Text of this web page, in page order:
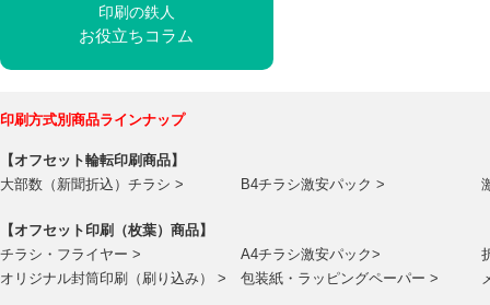
印刷の鉄人
お役立ちコラム
印刷方式別商品ラインナップ
【オフセット輪転印刷商品】
大部数（新聞折込）チラシ >
B4チラシ激安パック >
【オフセット印刷（枚葉）商品】
チラシ・フライヤー >
A4チラシ激安パック>
オリジナル封筒印刷（刷り込み） >
包装紙・ラッピングペーパー >